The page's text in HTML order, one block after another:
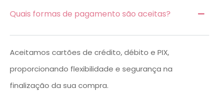
Quais formas de pagamento são aceitas?
Aceitamos cartões de crédito, débito e PIX,
proporcionando flexibilidade e segurança na
finalização da sua compra.